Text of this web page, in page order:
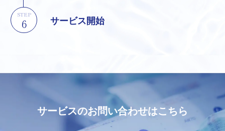
STEP サービス開始
サービスのお問い合わせはこちら